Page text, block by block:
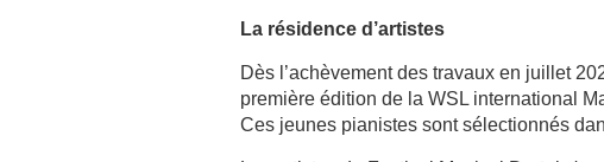
La résidence d’artistes
Dès l’achèvement des travaux en juillet
première édition de la WSL international
Ces jeunes pianistes sont sélectionnés